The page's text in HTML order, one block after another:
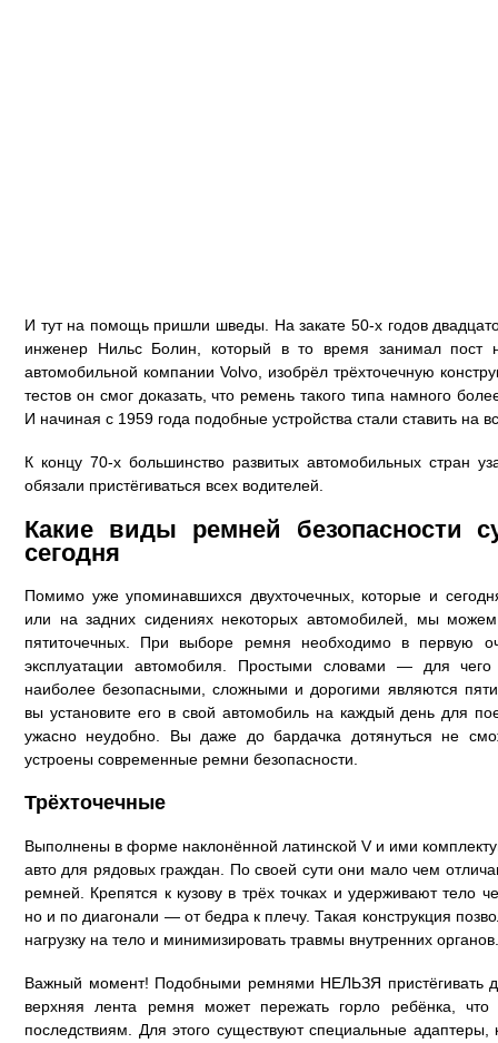
И тут на помощь пришли шведы. На закате 50-х годов
инженер Нильс Болин, который в то время занимал пост
автомобильной компании Volvo, изобрёл трёхточечную
тестов он смог доказать, что ремень такого типа намного
И начиная с 1959 года подобные устройства стали ставить на
К концу 70-х большинство развитых автомобильных стран
обязали пристёгиваться всех водителей.
Какие виды ремней безопасности
сегодня
Помимо уже упоминавшихся двухточечных, которые и
или на задних сидениях некоторых автомобилей, мы
пятиточечных. При выборе ремня необходимо в первую
эксплуатации автомобиля. Простыми словами — для
наиболее безопасными, сложными и дорогими являются
вы установите его в свой автомобиль на каждый день для
ужасно неудобно. Вы даже до бардачка дотянуться не
устроены современные ремни безопасности.
Трёхточечные
Выполнены в форме наклонённой латинской V и ими
авто для рядовых граждан. По своей сути они мало чем
ремней. Крепятся к кузову в трёх точках и удерживают тело
но и по диагонали — от бедра к плечу. Такая конструкция
нагрузку на тело и минимизировать травмы внутренних органов.
Важный момент! Подобными ремнями НЕЛЬЗЯ пристёгивать
верхняя лента ремня может пережать горло ребёнка,
последствиям. Для этого существуют специальные адаптеры,